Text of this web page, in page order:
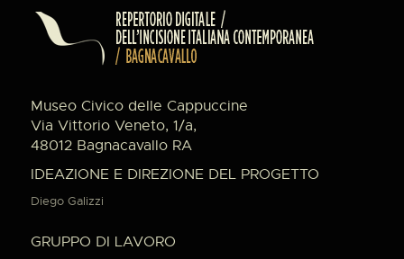
Museo Civico delle Cappuccine
Via Vittorio Veneto, 1/a,
48012 Bagnacavallo RA
IDEAZIONE E DIREZIONE DEL PROGETTO
Diego Galizzi
GRUPPO DI LAVORO